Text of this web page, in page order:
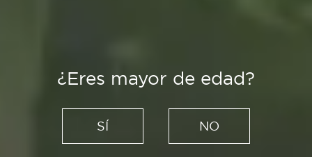
¿Eres mayor de edad?
SÍ NO
Creadores
Moda española para disfrutar
de la playa también en